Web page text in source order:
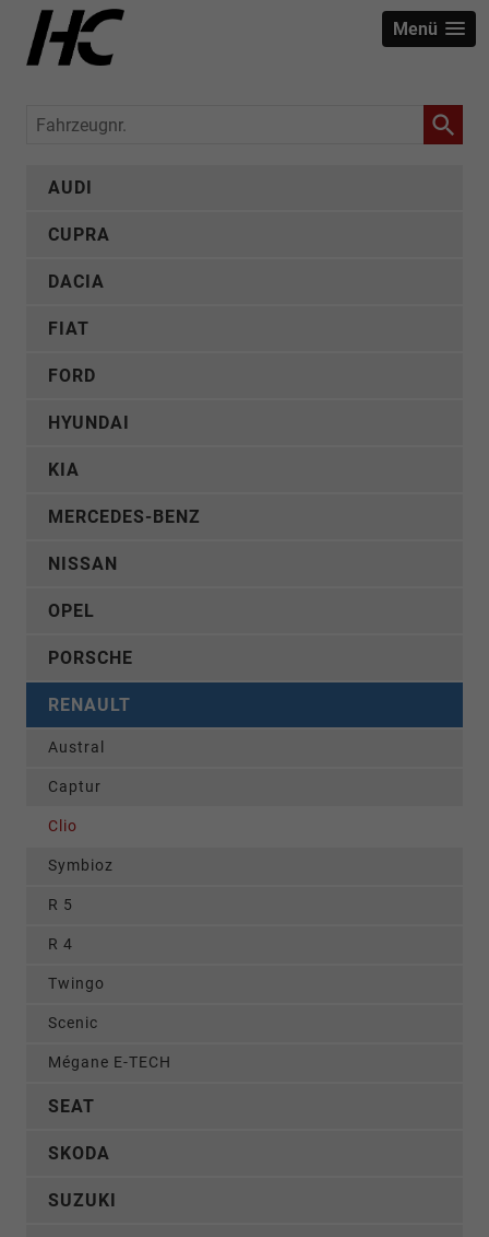
Menü
Fahrzeugnr.
AUDI
CUPRA
DACIA
FIAT
FORD
HYUNDAI
KIA
MERCEDES-BENZ
NISSAN
OPEL
PORSCHE
RENAULT
Austral
Captur
Clio
Symbioz
R 5
R 4
Twingo
Scenic
Mégane E-TECH
SEAT
SKODA
SUZUKI